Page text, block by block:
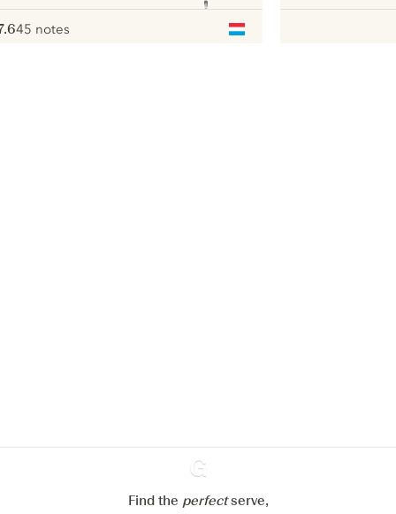
45 notes
Ginventory
Find the perfectserve,